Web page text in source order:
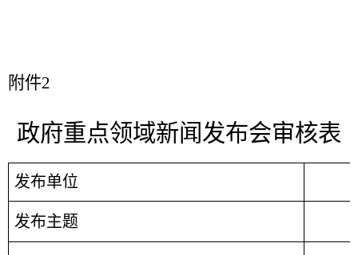
附件2
政府重点领域新闻发布会审核表
发布单位
发布主题